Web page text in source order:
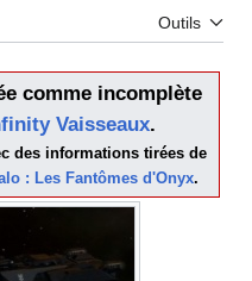
Outils
comme incomplète
Vaisseaux.
des informations tirées de
: Les Fantômes d'Onyx.